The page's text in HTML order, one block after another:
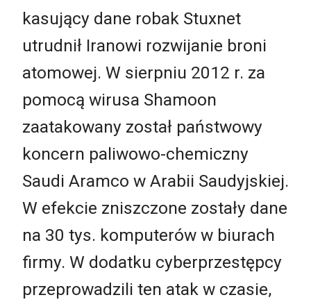
kasujący dane robak Stuxnet
utrudnił Iranowi rozwijanie broni
atomowej. W sierpniu 2012 r. za
pomocą wirusa Shamoon
zaatakowany został państwowy
koncern paliwowo-chemiczny
Saudi Aramco w Arabii Saudyjskiej.
W efekcie zniszczone zostały dane
na 30 tys. komputerów w biurach
firmy. W dodatku cyberprzestępcy
przeprowadzili ten atak w czasie,